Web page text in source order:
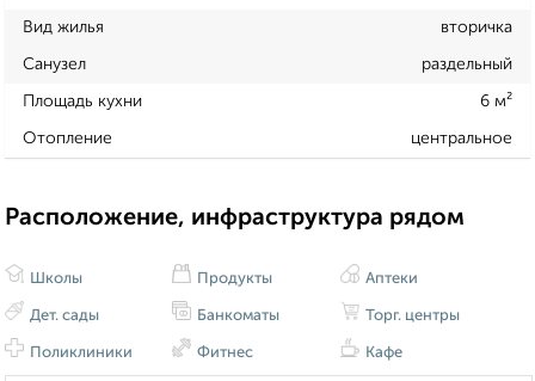
Вид жилья вторичка
Санузел раздельный
Площадь кухни 6 м²
Отопление центральное
Расположение, инфраструктура рядом
Школы
Дет. сады
Поликлиники
Продукты
Банкоматы
Фитнес
Аптеки
Торг. центры
Кафе